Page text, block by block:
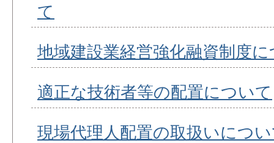
て
地域建設業経営強化融資制度
適正な技術者等の配置について
現場代理人配置の取扱いにつ